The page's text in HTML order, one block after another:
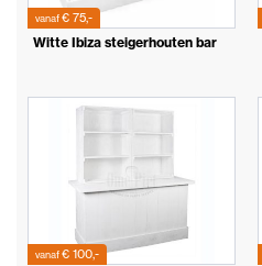
vanaf€ 75,-
Witte Ibiza steigerhouten bar
vanaf€ 100,-